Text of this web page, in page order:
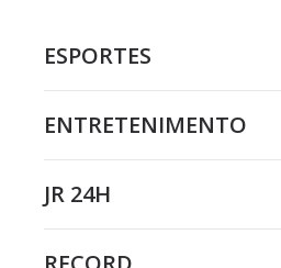
ESPORTES
ENTRETENIMENTO
JR 24H